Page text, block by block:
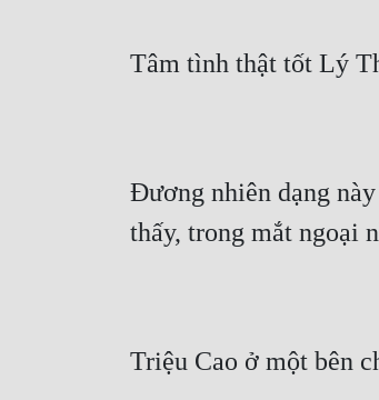
Tâm tình thật tốt Lý
Đương nhiên dạng
thấy, trong mắt ngoại
Triệu Cao ở một bên